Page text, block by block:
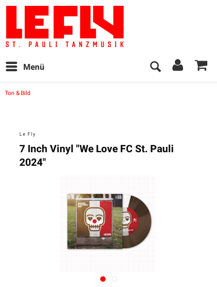
Menü
Ton & Bild
Le Fly
7 Inch Vinyl "We Love FC St. Pauli
2024"